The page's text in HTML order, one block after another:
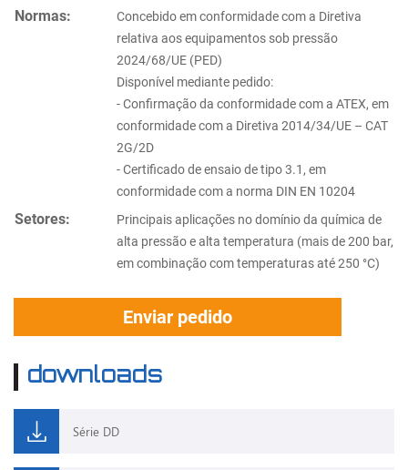
Normas:
Concebido em conformidade com a Diretiva
relativa aos equipamentos sob pressão
2024/68/UE (PED)
Disponível mediante pedido:
- Confirmação da conformidade com a ATEX, em
conformidade com a Diretiva 2014/34/UE – CAT
2G/2D
- Certificado de ensaio de tipo 3.1, em
conformidade com a norma DIN EN 10204
Setores:
Principais aplicações no domínio da química de
alta pressão e alta temperatura (mais de 200 bar,
em combinação com temperaturas até 250 °C)
Enviar pedido
downloads
Série DD